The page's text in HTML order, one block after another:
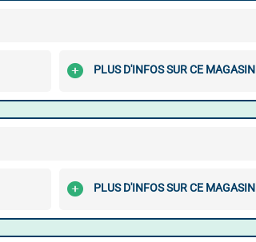
PLUS D'INFOS SUR CE MAGASIN
PLUS D'INFOS SUR CE MAGASIN